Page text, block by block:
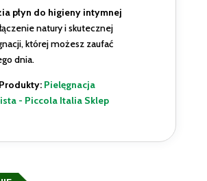
płyn do higieny intymnej
natury i skutecznej
której możesz zaufać
dnia.
Pielęgnacja
- Piccola Italia Sklep